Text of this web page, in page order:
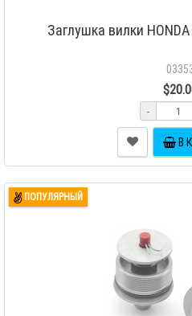
Заглушка вилки
-
В
ПОПУЛЯРНЫЙ